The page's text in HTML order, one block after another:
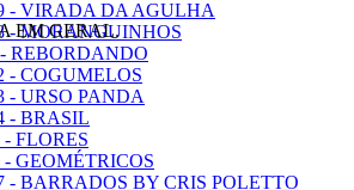
- VIRADA DA AGULHA
- MORANGUINHOS
REBORDANDO
- COGUMELOS
- URSO PANDA
- BRASIL
- FLORES
- GEOMÉTRICOS
- BARRADOS BY CRIS POLETTO
EM GERAL.